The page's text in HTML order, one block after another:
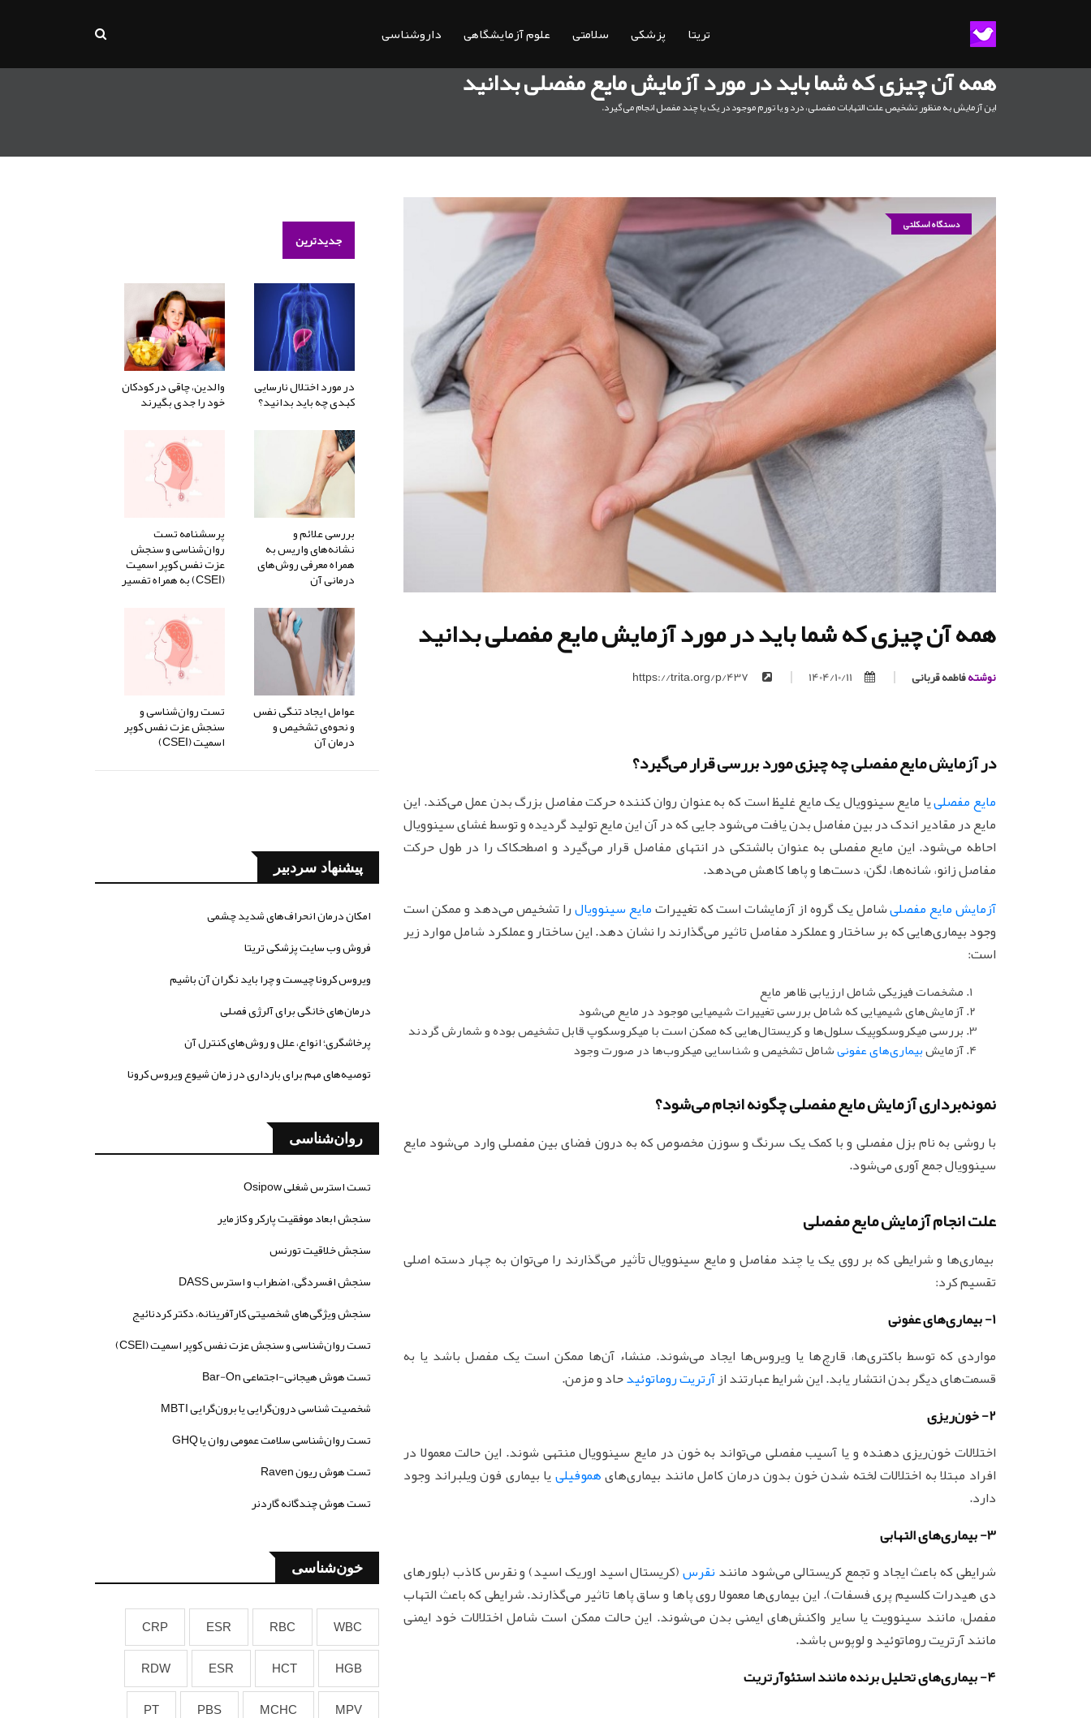
تریتا پزشکی سلامتی علوم آزمایشگاهی داروشناسی
همه آن چیزی که شما باید در مورد آزمایش مایع مفصلی بدانید
این آزمایش به منظور تشخیص علت التهابات مفصلی، درد و یا تورم موجود در یک یا چند مفصل انجام می‌گیرد.
دستگاه اسکلتی
همه آن چیزی که شما باید در مورد آزمایش مایع مفصلی بدانید
نوشتهفاطمه قربانی 1404/10/11
در آزمایش مایع مفصلی چه چیزی مورد بررسی قرار می‌گیرد؟
مایع مفصلییا مایع سینوویال یک مایع غلیظ است که به عنوان روان کننده حرکت مفاصل بزرگ بدن عمل می‌کند. این
مایع در مقادیر اندک در بین مفاصل بدن یافت می‌شود جایی که در آن این مایع تولید گردیده و توسط غشای سینوویال
احاطه می‌شود. این مایع مفصلی به عنوان بالشتکی در انتهای مفاصل قرار می‌گیرد و اصطحکاک را در طول حرکت
مفاصل زانو، شانه‌ها، لگن، دست‌ها و پاها کاهش می‌دهد.
آزمایش مایع مفصلیشامل یک گروه از آزمایشات است که تغییراتمایع سینوویالرا تشخیص می‌دهد و ممکن است
وجود بیماری‌هایی که بر ساختار و عملکرد مفاصل تاثیر می‌گذارند را نشان دهد. این ساختار و عملکرد شامل موارد زیر
است:
مشخصات فیزیکی شامل ارزیابی ظاهر مایع
آزمایش‌های شیمیایی که شامل بررسی تغییرات شیمیایی موجود در مایع می‌شود
بررسی میکروسکوپیک سلول‌ها و کریستال‌هایی که ممکن است با میکروسکوپ قابل تشخیص بوده و شمارش گردند
آزمایشبیماری‌های عفونیشامل تشخیص و شناسایی میکروب‌ها در صورت وجود
نمونه‌برداری آزمایش مایع مفصلی چگونه انجام می‌شود؟
با روشی به نام بزل مفصلی و با کمک یک سرنگ و سوزن مخصوص که به درون فضای بین مفصلی وارد می‌شود مایع
سینوویال جمع آوری می‌شود.
علت انجام آزمایش مایع مفصلی
بیماری‌ها و شرایطی که بر روی یک یا چند مفاصل و مایع سینوویال تأثیر می‌گذارند را می‌توان به چهار دسته اصلی
تقسیم کرد:
1- بیماری‌های عفونی
مواردی که توسط باکتری‌ها، قارچ‌ها یا ویروس‌ها ایجاد می‌شوند. منشاء آن‌ها ممکن است یک مفصل باشد یا به
قسمت‌های دیگر بدن انتشار یابد. این شرایط عبارتند ازآرتریت روماتوئیدحاد و مزمن.
2- خون‌ریزی
اختلالات خون‌ریزی دهنده و یا آسیب مفصلی می‌تواند به خون در مایع سینوویال منتهی شوند. این حالت معمولا در
افراد مبتلا به اختلالات لخته شدن خون بدون درمان کامل مانند بیماری‌هایهموفیلییا بیماری فون ویلبراند وجود
دارد.
3- بیماری‌های التهابی
شرایطی که باعث ایجاد و تجمع کریستالی می‌شود مانندنقرس(کریستال اسید اوریک اسید) و نقرس کاذب (بلورهای
دی هیدرات کلسیم پری فسفات). این بیماری‌ها معمولا روی پاها و ساق پاها تاثیر می‌گذارند. شرایطی که باعث التهاب
مفصل، مانند سینوویت یا سایر واکنش‌های ایمنی بدن می‌شوند. این حالت ممکن است شامل اختلالات خود ایمنی
مانند آرتریت روماتوئید و لوپوس باشد.
4- بیماری‌های تحلیل برنده مانند استئوآرتریت
جدیدترین
در مورد اختلال نارسایی
کبدی چه باید بدانید؟
والدین، چاقی در کودکان
خود را جدی بگیرند
بررسی علائم و
نشانه‌های واریس به
همراه معرفی روش‌های
درمانی آن
پرسشنامه تست
روان‌شناسی و سنجش
عزت نفس کوپر اسمیت
(CSEI) به همراه تفسیر
عوامل ایجاد تنگی نفس
و نحوه‌ی تشخیص و
درمان آن
تست روان‌شناسی و
سنجش عزت نفس کوپر
اسمیت (CSEI)
پیشنهاد سردبیر
امکان درمان انحراف‌های شدید چشمی
فروش وب سایت پزشکی تریتا
ویروس کرونا چیست و چرا باید نگران آن باشیم
درمان‌های خانگی برای آلرژی فصلی
پرخاشگری؛ انواع، علل و روش‌های کنترل آن
توصیه‌های مهم برای بارداری در زمان شیوع ویروس کرونا
روان‌شناسی
تست استرس شغلی Osipow
سنجش ابعاد موفقیت پارکر و کازمایر
سنجش خلاقیت تورنس
سنجش افسردگی، اضطراب و استرس DASS
سنجش ویژگی‌های شخصیتی کارآفرینانه، دکتر کردنائیج
تست روان‌شناسی و سنجش عزت نفس کوپر اسمیت (CSEI)
تست هوش هیجانی-اجتماعی Bar-On
شخصیت شناسی درون‌گرایی یا برون‌گرایی MBTI
تست روان‌شناسی سلامت عمومی روان یا GHQ
تست هوش ریون Raven
تست هوش چندگانه گاردنر
خون‌شناسی
WBC
RBC
ESR
CRP
HGB
HCT
ESR
RDW
MPV
MCHC
PBS
PT